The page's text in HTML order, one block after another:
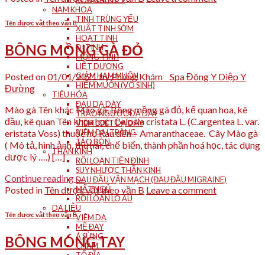
NAM KHOA
TINH TRÙNG YẾU
XUẤT TINH SỚM
HOẠT TINH
DI TINH
MỘNG TINH
LIỆT DƯƠNG
GIẢM HAM MUỐN
HIẾM MUỘN (VÔ SINH)
TIÊU HÓA
ĐAU DẠ DÀY
TRÀO NGƯỢC DẠ DÀY
VIÊM LOÉT DẠ DÀY
VIÊM ĐẠI TRÀNG
TÁO BÓN
THẦN KINH
RỐI LOẠN TIỀN ĐÌNH
SUY NHƯỢC THẦN KINH
ĐAU ĐẦU VẬN MẠCH (ĐAU ĐẦU MIGRAINE)
MẤT NGỦ
RỐI LOẠN LO ÂU
DA LIỄU
VIÊM DA
MỀ ĐAY
Á SỪNG
CHÀM
Tên dược vật theo vần B
BÔNG MỒNG GÀ ĐỎ
Posted on01/01/2021byPhòng Khám _ Spa Đông Y Diệp Y
Đường
Mào gà Tên khác Mào gà, Bông mồng gà đỏ, kế quan hoa, kê
đầu, kê quan Tên khoa học: Celosia cristata L. (C.argentea L. var.
eristata Voss) thuộc họ Rau dền – Amaranthaceae. Cây Mào gà
( Mô tả, hình ảnh, thu hái, chế biến, thành phần hoá học, tác dụng
dược lý ….) […]
Continue reading→
Posted in Tên dược vật theo vần B Leave a comment
Tên dược vật theo vần B
BÔNG MÓNG TAY